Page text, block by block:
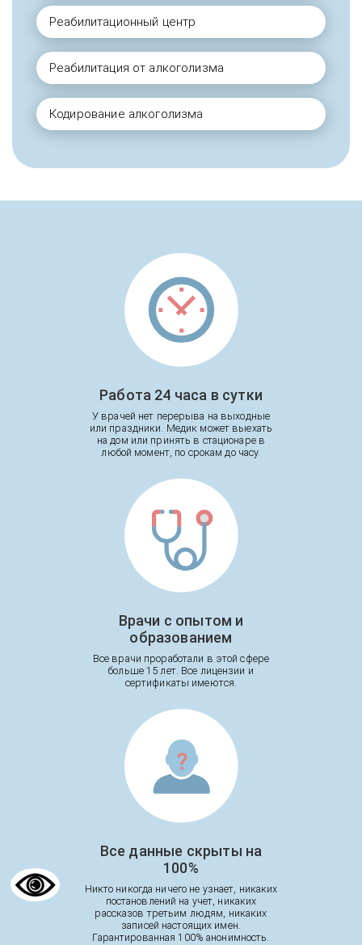
Реабилитационный центр
Реабилитация от алкоголизма
Кодирование алкоголизма
Работа 24 часа в сутки
У врачей нет перерыва на выходные
или праздники. Медик может выехать
на дом или принять в стационаре в
любой момент, по срокам до часу.
Врачи с опытом и
образованием
Все врачи проработали в этой сфере
больше 15 лет. Все лицензии и
сертификаты имеются.
Все данные скрыты на
100%
Никто никогда ничего не узнает, никаких
постановлений на учет, никаких
рассказов третьим людям, никаких
записей настоящих имен.
Гарантированная 100% анонимность.